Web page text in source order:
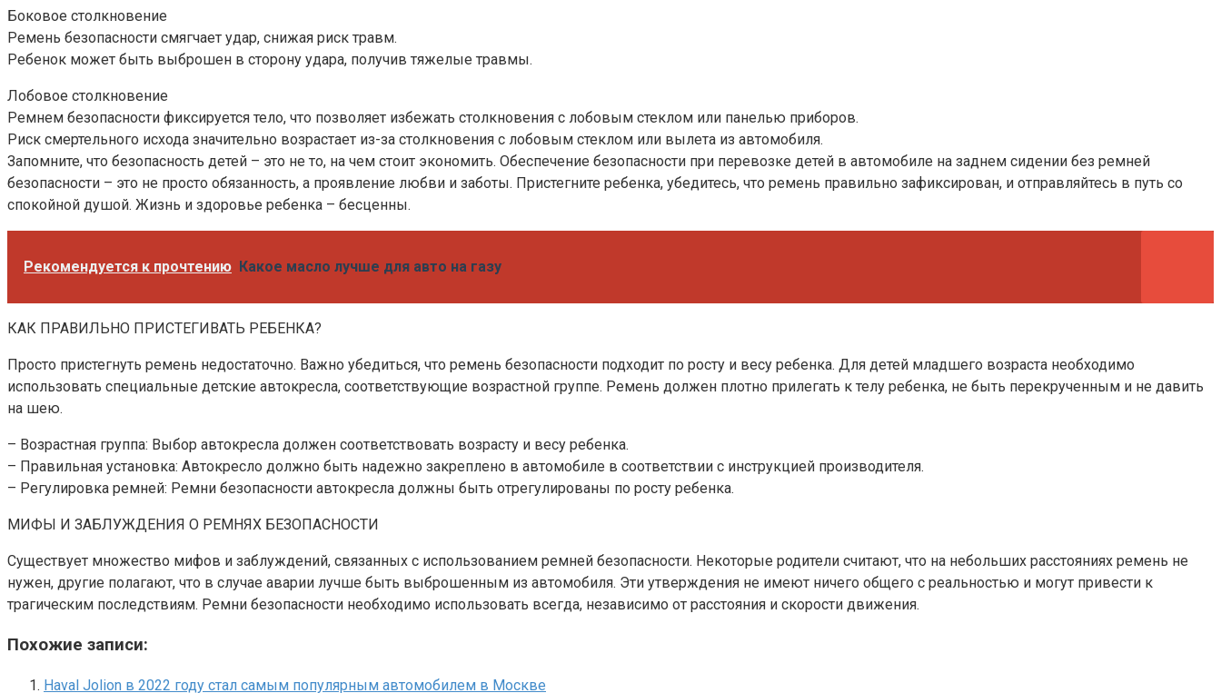
Боковое столкновение
Ремень безопасности смягчает удар, снижая риск травм.
Ребенок может быть выброшен в сторону удара, получив тяжелые травмы.
Лобовое столкновение
Ремнем безопасности фиксируется тело, что позволяет избежать столкновения с лобовым стеклом или панелью приборов.
Риск смертельного исхода значительно возрастает из-за столкновения с лобовым стеклом или вылета из автомобиля.
Запомните, что безопасность детей – это не то, на чем стоит экономить. Обеспечение безопасности при перевозке детей в автомобиле на заднем сидении без ремней
безопасности – это не просто обязанность, а проявление любви и заботы. Пристегните ребенка, убедитесь, что ремень правильно зафиксирован, и отправляйтесь в путь со
спокойной душой. Жизнь и здоровье ребенка – бесценны.
Рекомендуется к прочтению Какое масло лучше для авто на газу
КАК ПРАВИЛЬНО ПРИСТЕГИВАТЬ РЕБЕНКА?
Просто пристегнуть ремень недостаточно. Важно убедиться, что ремень безопасности подходит по росту и весу ребенка. Для детей младшего возраста необходимо
использовать специальные детские автокресла, соответствующие возрастной группе. Ремень должен плотно прилегать к телу ребенка, не быть перекрученным и не давить
на шею.
– Возрастная группа: Выбор автокресла должен соответствовать возрасту и весу ребенка.
– Правильная установка: Автокресло должно быть надежно закреплено в автомобиле в соответствии с инструкцией производителя.
– Регулировка ремней: Ремни безопасности автокресла должны быть отрегулированы по росту ребенка.
МИФЫ И ЗАБЛУЖДЕНИЯ О РЕМНЯХ БЕЗОПАСНОСТИ
Существует множество мифов и заблуждений, связанных с использованием ремней безопасности. Некоторые родители считают, что на небольших расстояниях ремень не
нужен, другие полагают, что в случае аварии лучше быть выброшенным из автомобиля. Эти утверждения не имеют ничего общего с реальностью и могут привести к
трагическим последствиям. Ремни безопасности необходимо использовать всегда, независимо от расстояния и скорости движения.
Похожие записи:
Haval Jolion в 2022 году стал самым популярным автомобилем в Москве